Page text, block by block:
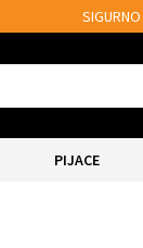
PIJACE